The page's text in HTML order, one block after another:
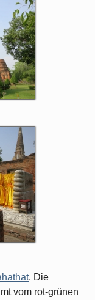
. Die
vom rot-grünen